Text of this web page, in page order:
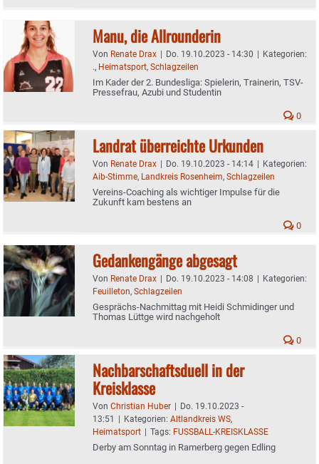
Manu, die Allrounderin
Von Renate Drax | Do. 19.10.2023 - 14:30 | Kategorien:
., Heimatsport, Schlagzeilen
Im Kader der 2. Bundesliga: Spielerin, Trainerin, TSV-
Pressefrau, Azubi und Studentin
0
Landrat überreichte Urkunden
Von Renate Drax | Do. 19.10.2023 - 14:14 | Kategorien:
Aib-Stimme, Landkreis Rosenheim, Schlagzeilen
Vereins-Coaching als wichtiger Impulse für die
Zukunft kam bestens an
0
Gedankengänge abgesagt
Von Renate Drax | Do. 19.10.2023 - 14:08 | Kategorien:
Feuilleton, Schlagzeilen
Gesprächs-Nachmittag mit Heidi Schmidinger und
Thomas Lüttge wird nachgeholt
0
Nachbarschaftsduell in der
Kreisklasse
Von Christian Huber | Do. 19.10.2023 -
13:51 | Kategorien: Altlandkreis WS,
Heimatsport | Tags: FUSSBALL-KREISKLASSE
Derby am Sonntag in Ramerberg gegen Edling